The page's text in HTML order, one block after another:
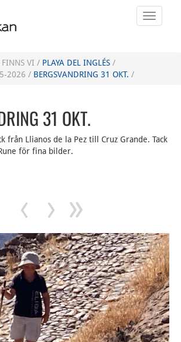
VI / PLAYA DEL INGLÉS /
2026 / BERGSVANDRING 31 OKT. /
31 OKT.
från Llianos de la Pez till Cruz Grande. Tack
för fina bilder.